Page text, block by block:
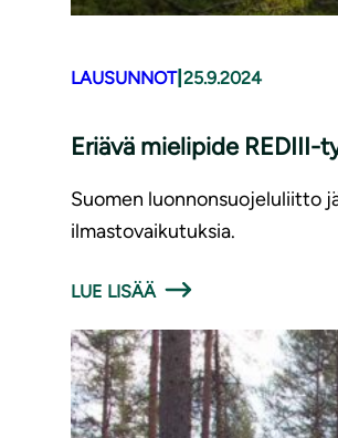
LAUSUNNOT| 25.9.2024
Eriävä mielipide
Suomen luonnonsuojeluliitto
ilmastovaikutuksia.
LUE LISÄÄ